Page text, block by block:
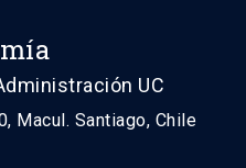
UC
Macul. Santiago, Chile